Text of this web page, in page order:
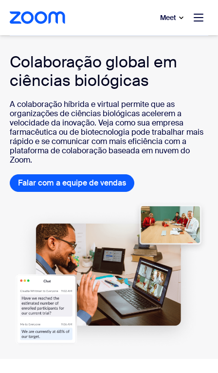
principal
chat de ajuda Meet
Colaboração global em
ciências biológicas
A colaboração híbrida e virtual permite que as
organizações de ciências biológicas acelerem a
velocidade da inovação. Veja como sua empresa
farmacêutica ou de biotecnologia pode trabalhar mais
rápido e se comunicar com mais eficiência com a
plataforma de colaboração baseada em nuvem do
Zoom.
Falar com a equipe de vendas